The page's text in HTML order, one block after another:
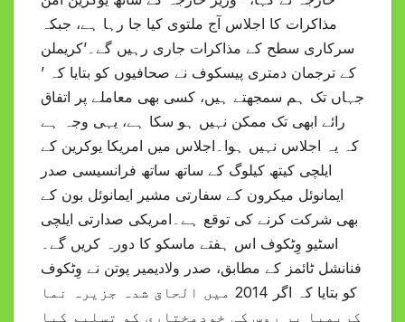
مذاکرات کا اجلاس آج ملتوی کیا جا رہا ہے، جبکہ
سرکاری سطح کے مذاکرات جاری رہیں گے۔’کریملن
کے ترجمان دمتری پیسکوف نے صحافیوں کو بتایا کہ ’
جہاں تک ہم سمجھتے ہیں، کسی بھی معاملے پر اتفاق
رائے ابھی تک ممکن نہیں ہو سکا ہے، یہی وجہ ہے
کہ یہ اجلاس نہیں ہوا۔اجلاس میں امریکا یوکرین کے
ایلچی کیتھ کیلوگ کے ساتھ ساتھ فرانسیسی صدر
ایمانوئل میکرون کے سفارتی مشیر ایمانوئل بون کے
بھی شرکت کرنے کی توقع ہے۔امریکی صدارتی ایلچی
اسٹیو وِٹکوف اس ہفتے ماسکو کا دورہ کریں گے۔
فنانشل ٹائمز کے مطابق، صدر ولادیمیر پوتن نے وِٹکوف
کو بتایا کہ اگر 2014 میں الحاق شدہ جزیرہ نما
کریمیا پر روس کی خودمختاری کو تسلیم کیا